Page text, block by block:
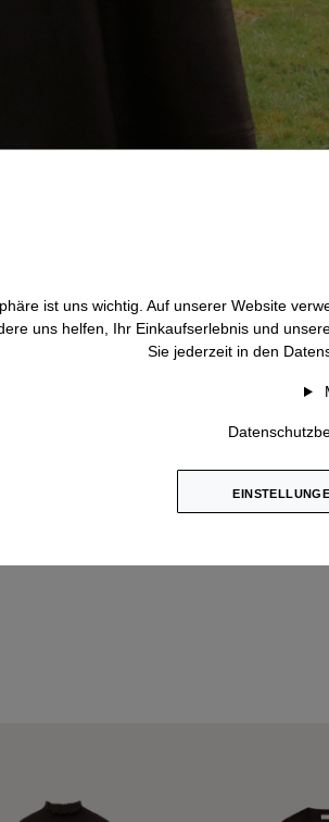
ist uns wichtig. Auf unserer Website
uns helfen, Ihr Einkaufserlebnis und
Sie jederzeit in den